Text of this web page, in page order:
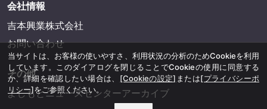
会社情報
吉本興業株式会社
お問い合わせ
その他
よしもとニュースセンターアーカイブ
当サイトは、お客様の使いやすさ、利用状況の分析のためCookieを利用
しています。このダイアログを閉じることでCookieの使用に同意する
か、詳細を確認したい場合は、 [Cookieの設定] または[プライバシーポ
リシー]をご参照ください。